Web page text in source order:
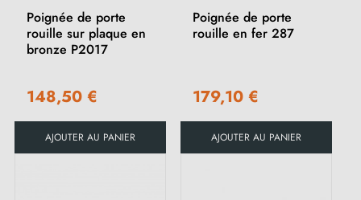
Poignée de porte
rouille sur plaque en
bronze P2017
148,50 €
AJOUTER AU PANIER
Poignée de porte
rouille en fer 287
179,10 €
AJOUTER AU PANIER